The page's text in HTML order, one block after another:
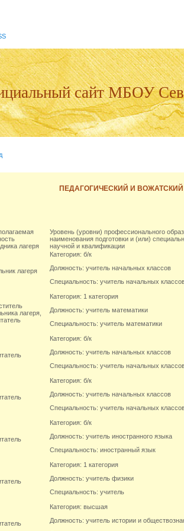
сайт МБОУ
ПЕДАГОГИЧЕСКИЙ И
лагеря
Уровень (уровни) профессионального
наименования подготовки и (или)
научной и квалификации
лагеря
Категория: б/к
Должность: учитель начальных классов
Специальность: учитель начальных
лагеря,
Категория: 1 категория
Должность: учитель математики
Специальность: учитель математики
Категория: б/к
Должность: учитель начальных классов
Специальность: учитель начальных
Категория: б/к
Должность: учитель начальных классов
Специальность: учитель начальных
Категория: б/к
Должность: учитель иностранного языка
Специальность: иностранный язык
Категория: 1 категория
Должность: учитель физики
Специальность: учитель
Категория: высшая
Должность: учитель истории и